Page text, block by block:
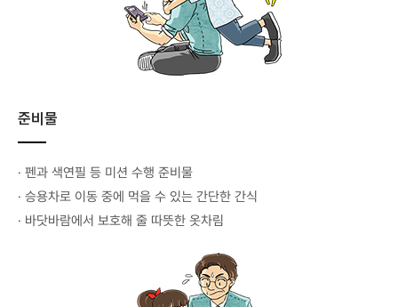
준비물
· 펜과 색연필 등 미션 수행 준비물
· 승용차로 이동 중에 먹을 수 있는 간단한 간식
· 바닷바람에서 보호해 줄 따뜻한 옷차림